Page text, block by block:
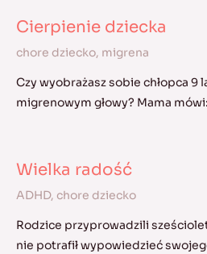
Cierpienie dziecka
chore dziecko, migrena
Czy wyobrażasz sobie chłopca
migrenowym głowy? Mama
Wielka radość
ADHD, chore dziecko
Rodzice przyprowadzili
nie potrafił wypowiedzieć